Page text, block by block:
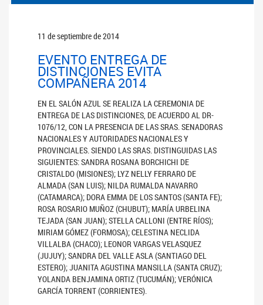
11 de septiembre de 2014
EVENTO ENTREGA DE
DISTINCIONES EVITA
COMPAÑERA 2014
EN EL SALÓN AZUL SE REALIZA LA CEREMONIA DE
ENTREGA DE LAS DISTINCIONES, DE ACUERDO AL DR-
1076/12, CON LA PRESENCIA DE LAS SRAS. SENADORAS
NACIONALES Y AUTORIDADES NACIONALES Y
PROVINCIALES. SIENDO LAS SRAS. DISTINGUIDAS LAS
SIGUIENTES: SANDRA ROSANA BORCHICHI DE
CRISTALDO (MISIONES); LYZ NELLY FERRARO DE
ALMADA (SAN LUIS); NILDA RUMALDA NAVARRO
(CATAMARCA); DORA EMMA DE LOS SANTOS (SANTA FE);
ROSA ROSARIO MUÑOZ (CHUBUT); MARÍA URBELINA
TEJADA (SAN JUAN); STELLA CALLONI (ENTRE RÍOS);
MIRIAM GÓMEZ (FORMOSA); CELESTINA NECLIDA
VILLALBA (CHACO); LEONOR VARGAS VELASQUEZ
(JUJUY); SANDRA DEL VALLE ASLA (SANTIAGO DEL
ESTERO); JUANITA AGUSTINA MANSILLA (SANTA CRUZ);
YOLANDA BENJAMINA ORTIZ (TUCUMÁN); VERÓNICA
GARCÍA TORRENT (CORRIENTES).